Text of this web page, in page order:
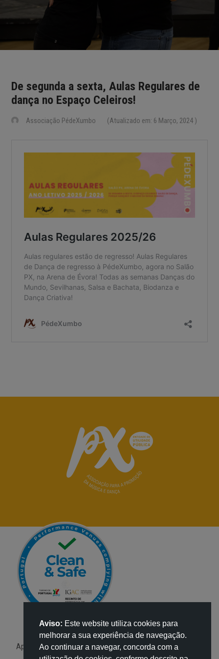
De segunda a sexta, Aulas Regulares de
dança no Espaço Celeiros!
Associação PédeXumbo (Atualizado em: 6 Março, 2024 )
Apoio:
Aviso: Este website utiliza cookies para
melhorar a sua experiência de navegação.
Ao continuar a navegar, concorda com a